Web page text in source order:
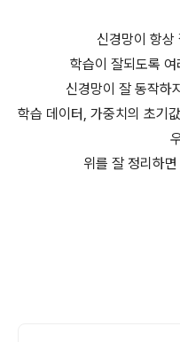
신경망이 항상
학습이 잘되도록
신경망이 잘 동작하
학습 데이터, 가중치의 초기
위를 잘 정리하